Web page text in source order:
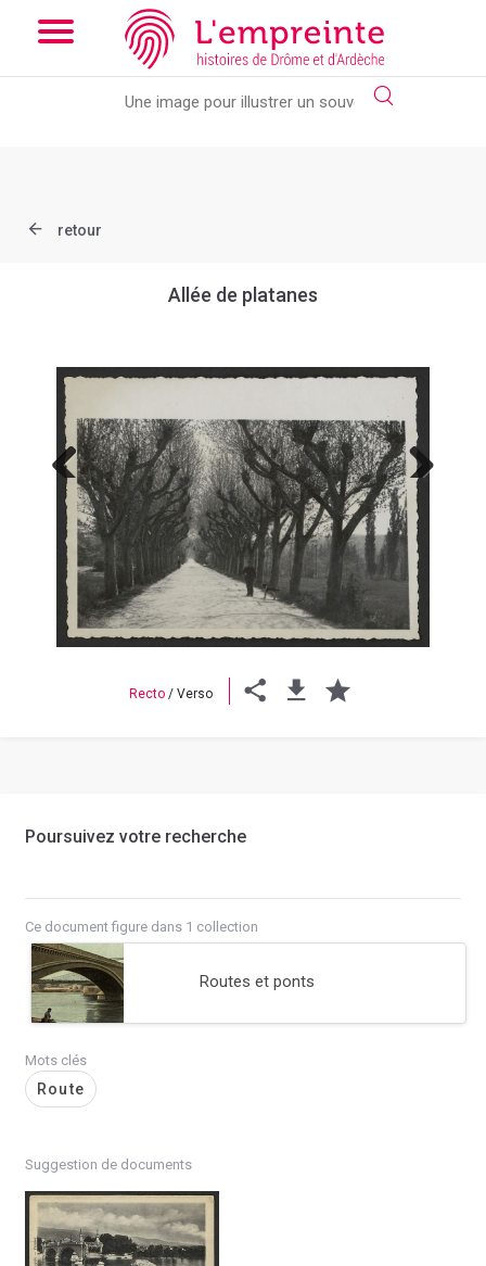
Array ( [slug] => document [ref] => B263626101_X190 )
the new slick-theme.css if you want the default styling
retour
Allée de platanes
Previous Next
Recto / Verso
Poursuivez votre recherche
Ce document figure dans 1 collection
Routes et ponts
Mots clés
Route
Suggestion de documents